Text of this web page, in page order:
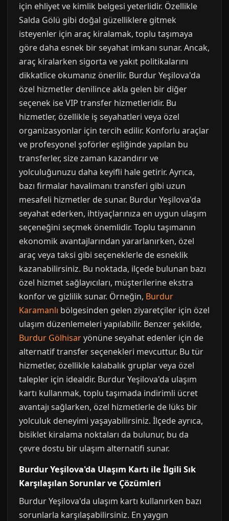
için ehliyet ve kimlik belgesi yeterlidir. Özellikle
Salda Gölü gibi doğal güzelliklere gitmek
isteyenler için araç kiralamak, toplu taşımaya
göre daha esnek bir seyahat imkanı sunar. Ancak,
araç kiralarken sigorta ve yakıt politikalarını
dikkatlice okumanız önerilir. Burdur Yeşilova'da
özel hizmetler denilince akla gelen bir diğer
seçenek ise VIP transfer hizmetleridir. Bu
hizmetler, özellikle iş seyahatleri veya özel
organizasyonlar için tercih edilir. Konforlu araçlar
ve profesyonel şoförler eşliğinde yapılan bu
transferler, size zaman kazandırır ve
yolculuğunuzu daha keyifli hale getirir. Ayrıca,
bazı firmalar havalimanı transferi gibi uzun
mesafeli hizmetler de sunar. Burdur Yeşilova'da
seyahat ederken, ihtiyaçlarınıza en uygun ulaşım
seçeneğini seçmek önemlidir. Toplu taşımanın
ekonomik avantajlarından yararlanırken, özel
araç veya taksi gibi seçeneklerle de esneklik
kazanabilirsiniz. Bu noktada, ilçede bulunan bazı
özel hizmet sağlayıcıları, müşterilerine ekstra
konfor ve gizlilik sunar. Örneğin, Burdur
Karamanlı bölgesinden gelen ziyaretçiler için özel
ulaşım düzenlemeleri yapılabilir. Benzer şekilde,
Burdur Gölhisaryönüne seyahat edenler için de
alternatif transfer seçenekleri mevcuttur. Bu tür
hizmetler, özellikle kalabalık gruplar veya özel
talepler için idealdir. Burdur Yeşilova'da ulaşım
kartı kullanmak, toplu taşımada indirimli ücret
avantajı sağlarken, özel hizmetlerle de lüks bir
yolculuk deneyimi yaşayabilirsiniz. İlçede ayrıca,
bisiklet kiralama noktaları da bulunur, bu da
çevre dostu bir ulaşım alternatifi sunar.
Burdur Yeşilova'da Ulaşım Kartı ile İlgili Sık
Karşılaşılan Sorunlar ve Çözümleri
Burdur Yeşilova'da ulaşım kartı kullanırken bazı
sorunlarla karşılaşabilirsiniz. En yaygın